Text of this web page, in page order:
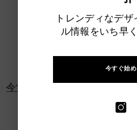
今すぐ購入
トレンディなデ
ル情報をいち早
今すぐ始